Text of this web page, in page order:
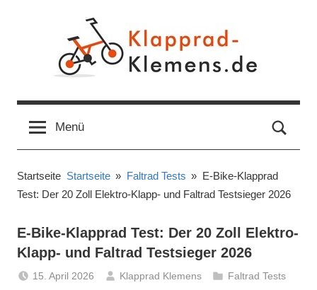
Ratgeber
für
Klapp-
&
Falträder
und
Menü
Startseite Startseite Faltrad Tests
E-Bike-Klapprad
Test: Der 20 Zoll Elektro-Klapp- und Faltrad Testsieger 2026
E-Bike-Klapprad Test: Der 20 Zoll Elektro-
Klapp- und Faltrad Testsieger 2026
15. April 2026 Klapprad Klemens Faltrad Tests